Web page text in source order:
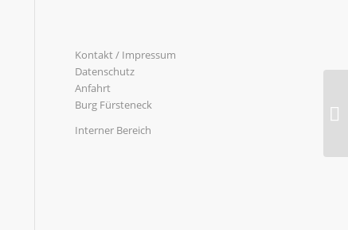
Kontakt / Impressum
Datenschutz
Anfahrt
Burg Fürsteneck
Interner Bereich